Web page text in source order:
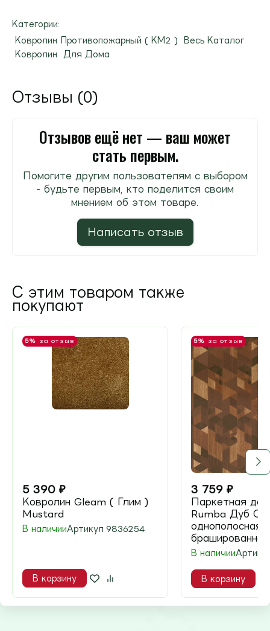
Категории:
Ковролин Противопожарный ( КМ2 )
Весь Каталог
Ковролин
Для Дома
Отзывы (0)
Отзывов ещё нет — ваш может
стать первым.
Помогите другим пользователям с выбором
- будьте первым, кто поделится своим
мнением об этом товаре.
Написать отзыв
С этим товаром также
покупают
5% за отзыв
5 390 ₽
Ковролин Gleam ( Глим )
Mustard
В наличииАртикул 9836254
В корзину
5% за отзыв
3 759 ₽
Паркетная
Rumba Дуб
однополосная
В наличии
В корзину